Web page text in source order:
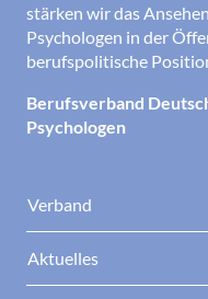
stärken wir das
Psychologen in der
berufspolitische
Berufsverband
Psychologen
Verband
Aktuelles